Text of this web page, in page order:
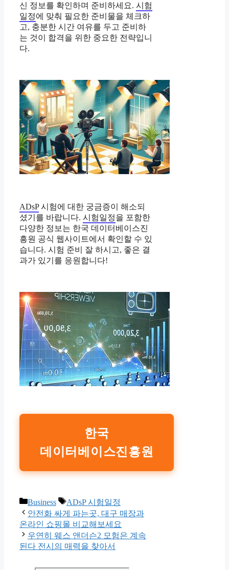
신 정보를 확인하며 준비하세요. 시험
일정에 맞춰 필요한 준비물을 체크하
고, 충분한 시간 여유를 두고 준비하
는 것이 합격을 위한 중요한 전략입니
다.
ADsP시험에 대한 궁금증이 해소되
셨기를 바랍니다. 시험일정을 포함한
다양한 정보는 한국 데이터베이스진
흥원 공식 웹사이트에서 확인할 수 있
습니다. 시험 준비 잘 하시고, 좋은 결
과가 있기를 응원합니다!
한국
데이터베이스진흥원
Categories
Business Tags
ADsP 시험일정
안전화 싸게 파는곳, 대구 매장과
온라인 쇼핑몰 비교해보세요
우연히 웨스 앤더슨2 모험은 계속
된다 전시의 매력을 찾아서